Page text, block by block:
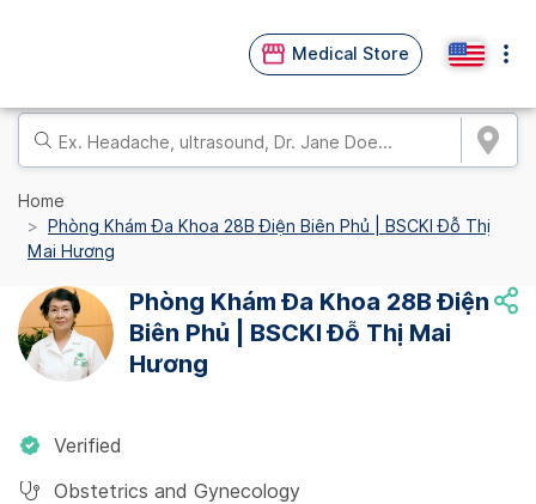
Medical Store
Home
Phòng Khám Đa Khoa 28B Điện Biên Phủ | BSCKI Đỗ Thị
Mai Hương
Phòng Khám Đa Khoa 28B Điện
Biên Phủ | BSCKI Đỗ Thị Mai
Hương
Verified
Obstetrics and Gynecology